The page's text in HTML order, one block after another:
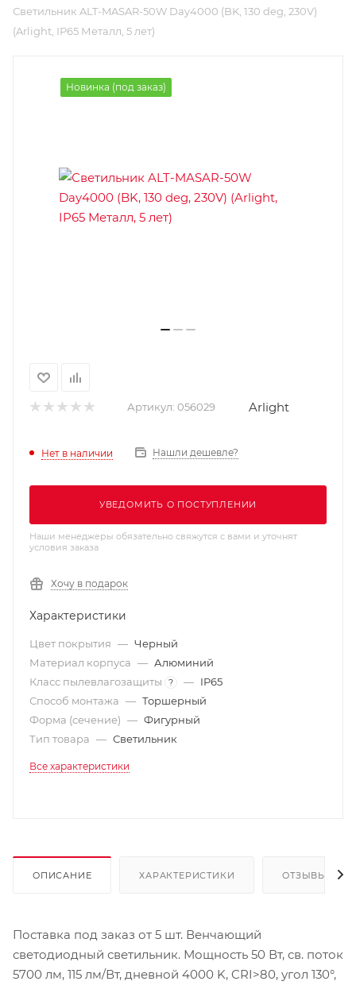
Светильник ALT-MASAR-50W Day4000 (BK, 130 deg, 230V)
(Arlight, IP65 Металл, 5 лет)
Новинка (под заказ)
Артикул: 056029 Arlight
Нет в наличии Нашли дешевле?
УВЕДОМИТЬ О ПОСТУПЛЕНИИ
Наши менеджеры обязательно свяжутся с вами и уточнят
условия заказа
Хочу в подарок
Характеристики
Цвет покрытия — Черный
Материал корпуса — Алюминий
Класс пылевлагозащиты
? — IP65
Способ монтажа — Торшерный
Форма (сечение) — Фигурный
Тип товара — Светильник
Все характеристики
ОПИСАНИЕ ХАРАКТЕРИСТИКИ ОТЗЫВЫ
Поставка под заказ от 5 шт. Венчающий
светодиодный светильник. Мощность 50 Вт, св. поток
5700 лм, 115 лм/Вт, дневной 4000 K, CRI>80, угол 130°,